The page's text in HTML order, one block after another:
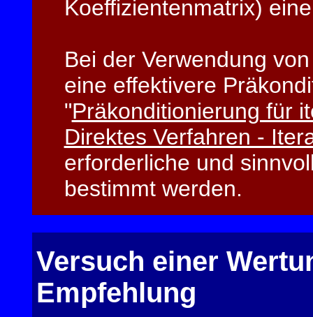
Koeffizientenmatrix)
Bei der Verwendung
eine effektivere
"Präkonditionierung für
Direktes Verfahren -
erforderliche und
bestimmt werden.
Versuch einer
Empfehlung